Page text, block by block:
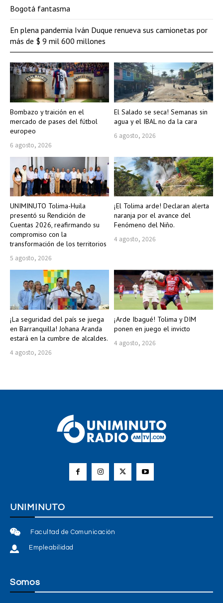
Bombazo y traición en el
mercado de pases del fútbol
europeo
6 agosto, 2026
El Salado se seca! Semanas sin
agua y el IBAL no da la cara
6 agosto, 2026
UNIMINUTO Tolima-Huila
presentó su Rendición de
Cuentas 2026, reafirmando su
compromiso con la
transformación de los territorios
5 agosto, 2026
¡El Tolima arde! Declaran alerta
naranja por el avance del
Fenómeno del Niño.
4 agosto, 2026
¡La seguridad del país se juega
en Barranquilla! Johana Aranda
estará en la cumbre de alcaldes.
4 agosto, 2026
¡Arde Ibagué! Tolima y DIM
ponen en juego el invicto
4 agosto, 2026
Bogotá fantasma
En plena pandemia Iván Duque renueva sus camionetas por
más de $ 9 mil 600 millones
UNIMINUTO
Facultad de Comunicación
Empleabilidad
Somos